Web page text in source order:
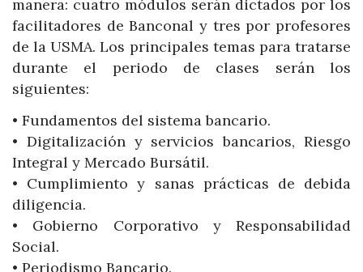
manera: cuatro módulos serán dictados por los
facilitadores de Banconal y tres por profesores
de la USMA. Los principales temas para tratarse
durante el periodo de clases serán los
siguientes:
• Fundamentos del sistema bancario.
• Digitalización y servicios bancarios, Riesgo
Integral y Mercado Bursátil.
• Cumplimiento y sanas prácticas de debida
diligencia.
• Gobierno Corporativo y Responsabilidad
Social.
• Periodismo Bancario.